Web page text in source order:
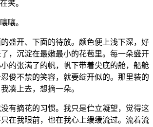
笑。
嚷。
盛开、下面的待放。颜色便上浅下深，好
，沉淀在最嫩最小的花苞里。每一朵盛开
的张满了的帆，帆下带着尖底的舱，船舱
俊不禁的笑容，就要绽开似的。那里装的
凑上去，想摘一朵。
有摘花的习惯。我只是伫立凝望，觉得这
在我眼前，也在我心上缓缓流过。流着流